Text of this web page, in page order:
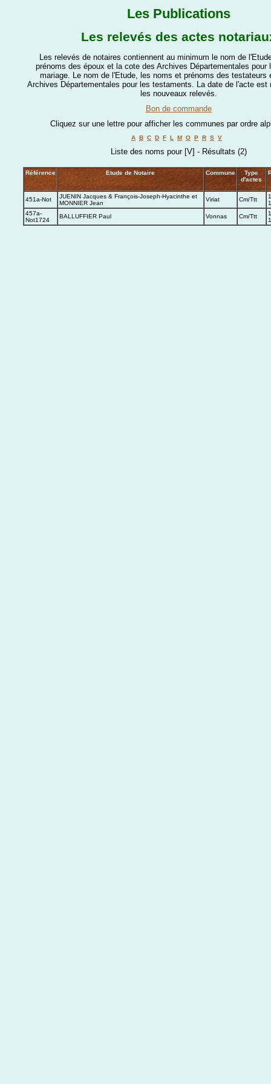
Les Publications
Les relevés des actes
Les relevés de notaires contiennent au minimum le nom de
prénoms des époux et la cote des Archives Départementales pour
mariage. Le nom de l'Etude, les noms et prénoms des testateurs
Archives Départementales pour les testaments. La date de l'acte est
les nouveaux relevés.
Bon de commande
Cliquez sur une lettre pour afficher les communes par ordre
A B C D F L M O P R S V
Liste des noms pour [V] - Résultats (2)
Référence Etude de Notaire Commune
Type
d'actes
451a-Not
JUENIN Jacques & François-Joseph-Hyacinthe et
MONNIER Jean
Viriat Cm/Ttt
457a-
Not1724
BALLUFFIER Paul Vonnas Cm/Ttt